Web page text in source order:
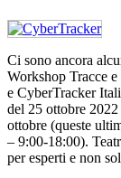
Ci sono ancora
Workshop Tracce
e CyberTracker
del 25 ottobre
ottobre (queste
– 9:00-18:00).
per esperti e non